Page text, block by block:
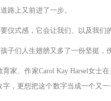
路上又前进了一步。
式感，它会让我们、以及我们
们人生翅膀又多了一份坚挺，
家、作家Carol Kay Harsel女
，更想把这个数字当成一个